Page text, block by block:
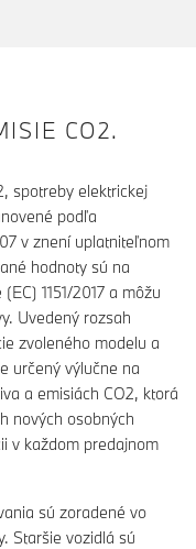
CO2.
spotreby elektrickej
podľa
v znení uplatniteľnom
hodnoty sú na
1151/2017 a môžu
Uvedený rozsah
zvoleného modelu a
určený výlučne na
a emisiách CO2, ktorá
nových osobných
v každom predajnom
sú zoradené vo
Staršie vozidlá sú